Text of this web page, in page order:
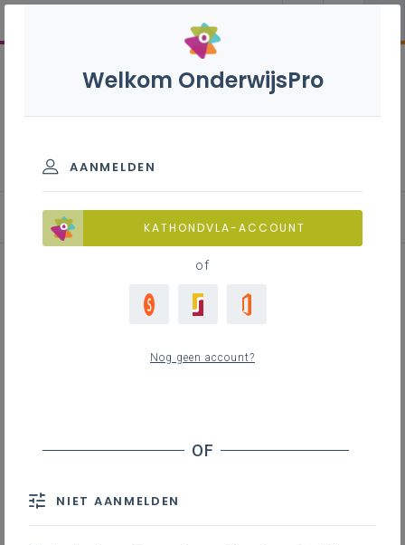
Aan de slag: toolbox
Met je team: reflecteren over de
burgerschapskompas
Doelgroep
Doelstelling(en)
Welkom OnderwijsPro
AANMELDEN
KATHONDVLA-ACCOUNT
of
Nog geen account?
NIET AANMELDEN